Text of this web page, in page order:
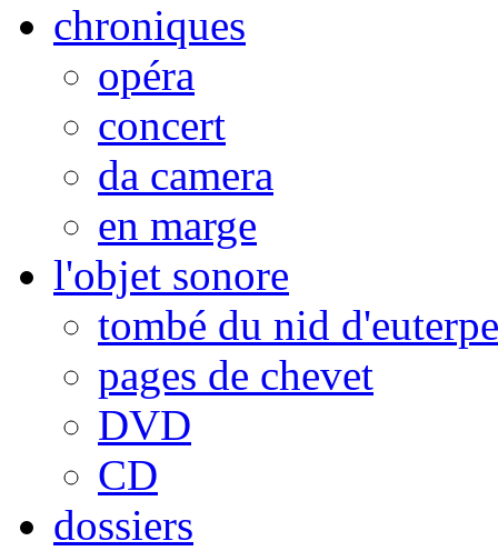
chroniques
opéra
concert
da camera
en marge
l'objet sonore
tombé du nid d'euterpe
pages de chevet
DVD
CD
dossiers